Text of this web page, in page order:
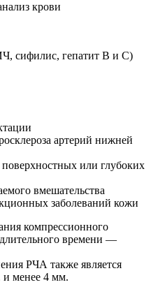
крови
сифилис, гепатит В и С)
артерий нижней
или глубоких
вмешательства
заболеваний кожи
компрессионного
времени —
РЧА также является
и менее 4 мм.